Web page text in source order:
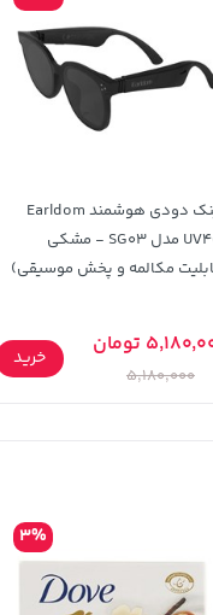
عینک دودی هوشمند Earldom
UV400 مدل SG03 - مشکی
مکالمه و پخش موسیقی)
تومان
5,180,000
خرید
3%